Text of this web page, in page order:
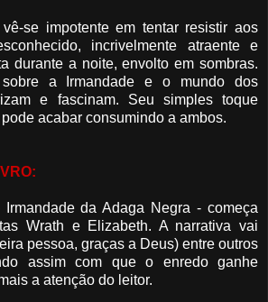
se impotente em tentar resistir aos
incrivelmente atraente e
durante a noite, envolto em sombras.
a Irmandade e o mundo dos
e fascinam. Seu simples toque
acabar consumindo a ambos.
da Adaga Negra - começa
Wrath e Elizabeth. A narrativa vai
pessoa, graças a Deus) entre outros
assim com que o enredo ganhe
a atenção do leitor.